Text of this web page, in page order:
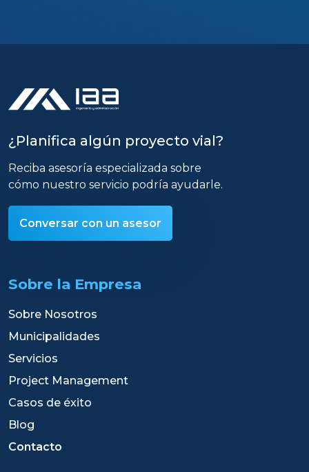
¿Planifica algún proyecto vial?
Reciba asesoría especializada sobre
cómo nuestro servicio podría ayudarle.
Conversar con un asesor
Sobre la Empresa
Sobre Nosotros
Municipalidades
Servicios
Project Management
Casos de éxito
Blog
Contacto